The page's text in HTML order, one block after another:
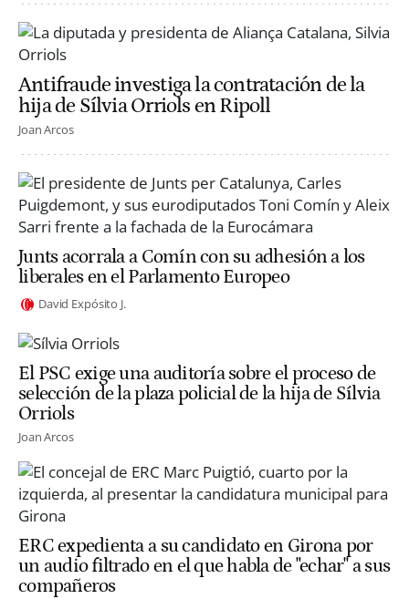
Antifraude investiga la contratación de la
hija de Sílvia Orriols en Ripoll
Joan Arcos
Junts acorrala a Comín con su adhesión a los
liberales en el Parlamento Europeo
David Expósito J.
El PSC exige una auditoría sobre el proceso de
selección de la plaza policial de la hija de Sílvia
Orriols
Joan Arcos
ERC expedienta a su candidato en Girona por
un audio filtrado en el que habla de "echar" a sus
compañeros